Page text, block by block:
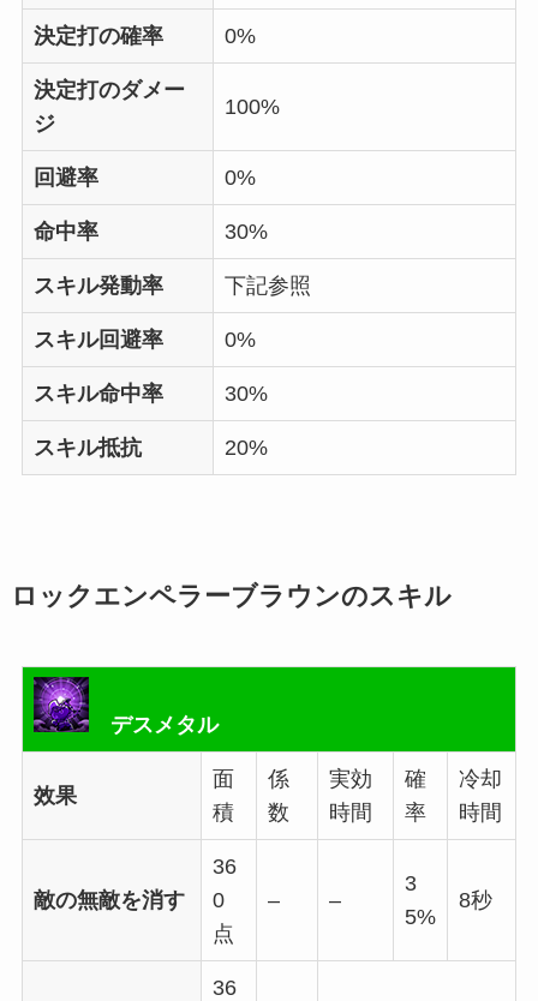
決定打の確率 0%
決定打のダメー
ジ
100%
回避率 0%
命中率 30%
スキル発動率 下記参照
スキル回避率 0%
スキル命中率 30%
スキル抵抗 20%
ロックエンペラーブラウンのスキル
デスメタル
效果
面
積
係
数
実効
時間
確
率
冷却
時間
敵の無敵を消す
36
0
点
– –
3
5%
8秒
36